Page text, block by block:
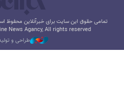
تمامی حقوق این سایت برای خبرآنلاین محفوظ
News Agancy, All rights reserved
طراحی و